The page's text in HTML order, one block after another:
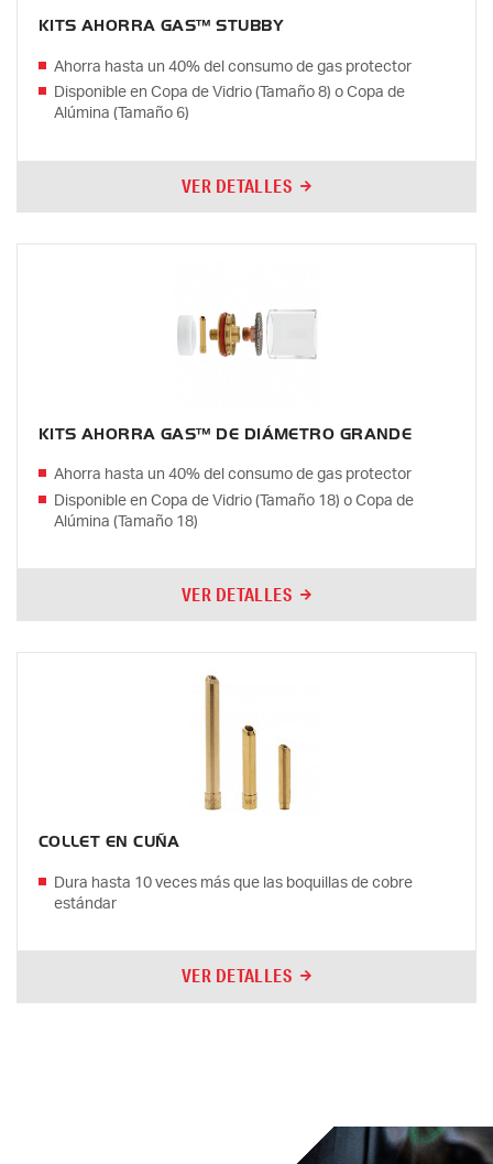
KITS AHORRA GAS™ STUBBY
Ahorra hasta un 40% del consumo de gas protector
Disponible en Copa de Vidrio (Tamaño 8) o Copa de
Alúmina (Tamaño 6)
VER DETALLES
KITS AHORRA GAS™ DE DIÁMETRO GRANDE
Ahorra hasta un 40% del consumo de gas protector
Disponible en Copa de Vidrio (Tamaño 18) o Copa de
Alúmina (Tamaño 18)
VER DETALLES
COLLET EN CUÑA
Dura hasta 10 veces más que las boquillas de cobre
estándar
VER DETALLES